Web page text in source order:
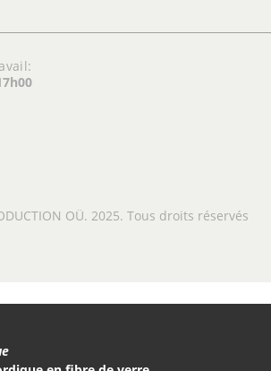
OÜ. 2025. Tous droits réservés